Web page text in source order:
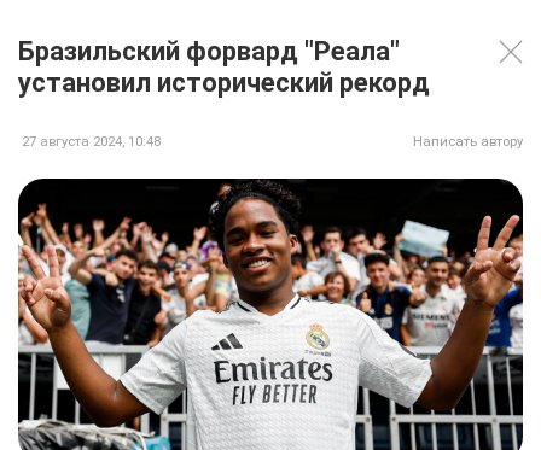
Бразильский форвард "Реала"
установил исторический рекорд
27 августа 2024, 10:48 Написать автору